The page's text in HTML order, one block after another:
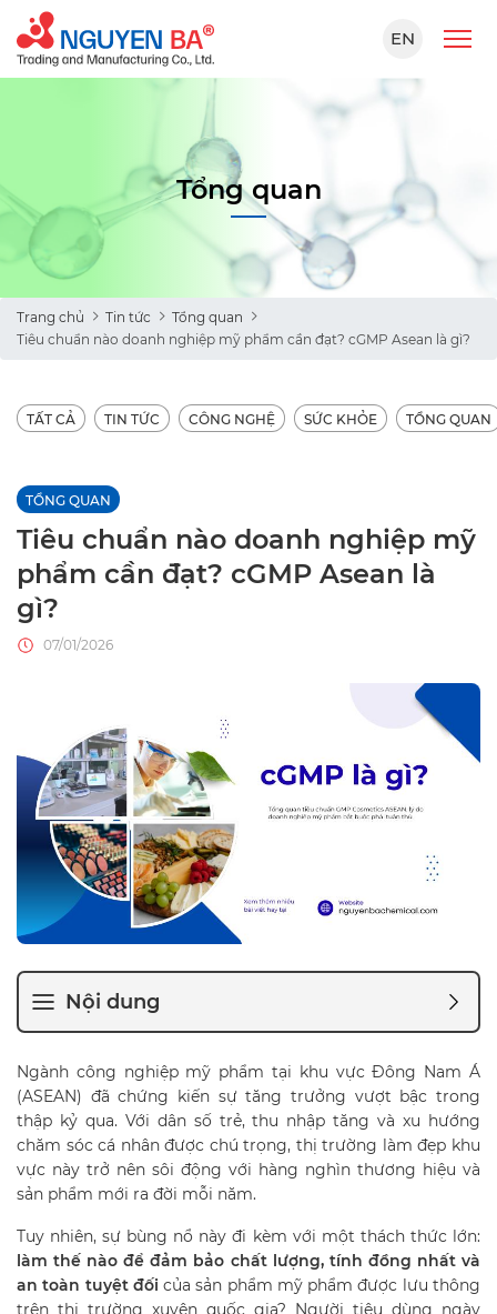
EN
Tổng quan
Trang chủ Tin tức
Tổng quan
Tiêu chuẩn nào doanh nghiệp mỹ phẩm cần đạt? cGMP Asean là gì?
TẤT CẢ TIN TỨC CÔNG NGHỆ SỨC KHỎE TỔNG QUAN
TỔNG QUAN
Tiêu chuẩn nào doanh nghiệp mỹ
phẩm cần đạt? cGMP Asean là
gì?
07/01/2026
Nội dung
Ngành công nghiệp mỹ phẩm tại khu vực Đông Nam Á
(ASEAN) đã chứng kiến sự tăng trưởng vượt bậc trong
thập kỷ qua. Với dân số trẻ, thu nhập tăng và xu hướng
chăm sóc cá nhân được chú trọng, thị trường làm đẹp khu
vực này trở nên sôi động với hàng nghìn thương hiệu và
sản phẩm mới ra đời mỗi năm.
Tuy nhiên, sự bùng nổ này đi kèm với một thách thức lớn:
làm thế nào để đảm bảo chất lượng, tính đồng nhất và
an toàn tuyệt đối của sản phẩm mỹ phẩm được lưu thông
trên thị trường xuyên quốc gia? Người tiêu dùng ngày